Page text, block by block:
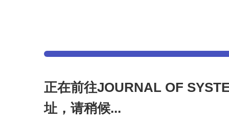
正在前往JOURNAL OF
址，请稍候...